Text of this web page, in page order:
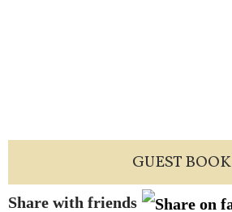
GUEST BOOK
Share with friends